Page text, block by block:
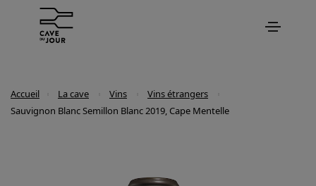
Accueil La cave Vins
Vins étrangers
Sauvignon Blanc Semillon Blanc 2019, Cape Mentelle